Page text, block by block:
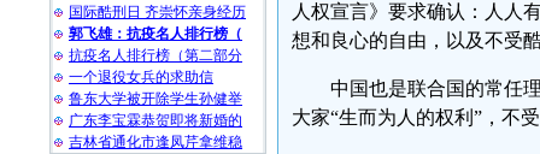
国际酷刑日 齐崇怀亲身经历
郭飞雄：抗疫名人排行榜（
抗疫名人排行榜（第二部分
一个退役女兵的求助信
鲁东大学被开除学生孙健举
广东李宝霖恭贺即将新婚的
吉林省通化市逢凤芹拿维稳
人权宣言》要求确认：人人
想和良心的自由，以及不受
中国也是联合国的常任
大家“生而为人的权利”，不